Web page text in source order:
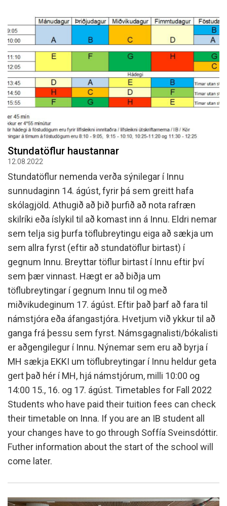
Stundatöflur haustannar
12.08.2022
Stundatöflur nemenda verða sýnilegar í Innu
sunnudaginn 14. ágúst, fyrir þá sem greitt hafa
skólagjöld. Athugið að þið þurfið að nota rafræn
skilríki eða íslykil til að komast inn á Innu. Eldri nemar
sem telja sig þurfa töflubreytingu eiga að sækja um
sem allra fyrst (eftir að stundatöflur birtast) í
gegnum Innu. Breyttar töflur birtast í Innu eftir því
sem þær vinnast. Hægt er að biðja um
töflubreytingar í gegnum Innu til og með
miðvikudeginum 17. ágúst. Eftir það þarf að fara til
námstjóra eða áfangastjóra. Hvetjum við ykkur til að
ganga frá þessu sem fyrst. Námsgagnalisti/bókalisti
er aðgengilegur í Innu. Nýnemar sem eru að byrja í
MH sækja EKKI um töflubreytingar í Innu heldur geta
gert það hér í MH, hjá námstjórum, milli 10:00 og
14:00 15., 16. og 17. ágúst. Timetables for Fall 2022
Students who have paid their tuition fees can check
their timetable on Inna. If you are an IB student all
your changes have to go through Soffía Sveinsdóttir.
Futher information about the start of the school will
come later.